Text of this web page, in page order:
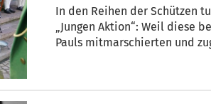
In den Reihen der Schützen
„Jungen Aktion“: Weil diese
Pauls mitmarschierten und
Konsequenzen kommen.